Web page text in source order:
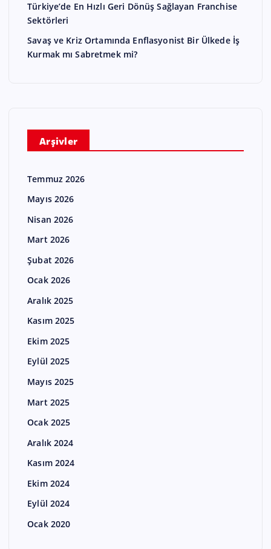
Türkiye’de En Hızlı Geri Dönüş Sağlayan Franchise
Sektörleri
Savaş ve Kriz Ortamında Enflasyonist Bir Ülkede İş
Kurmak mı Sabretmek mi?
Arşivler
Temmuz 2026
Mayıs 2026
Nisan 2026
Mart 2026
Şubat 2026
Ocak 2026
Aralık 2025
Kasım 2025
Ekim 2025
Eylül 2025
Mayıs 2025
Mart 2025
Ocak 2025
Aralık 2024
Kasım 2024
Ekim 2024
Eylül 2024
Ocak 2020